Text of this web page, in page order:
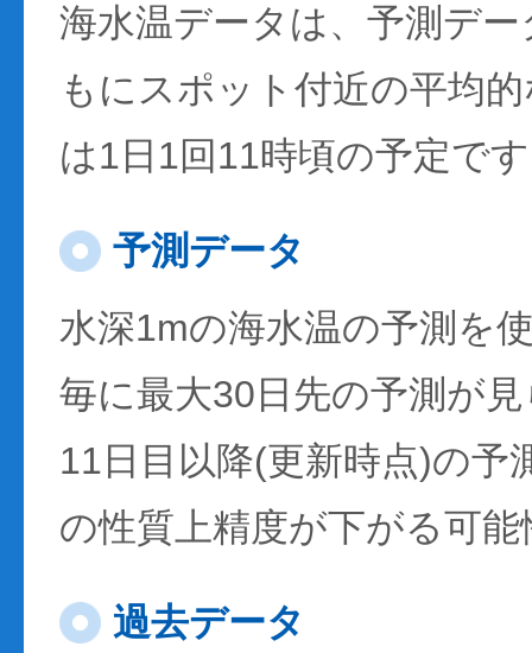
海水温データは、予測デ
もにスポット付近の平均
は1日1回11時頃の予定で
予測データ
水深1mの海水温の予測を
毎に最大30日先の予測が
11日目以降(更新時点)の予
の性質上精度が下がる可
過去データ